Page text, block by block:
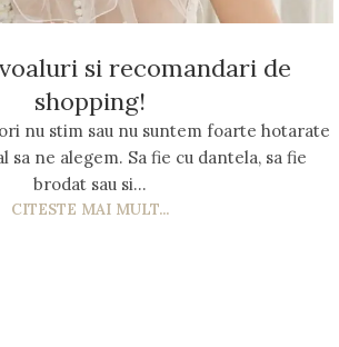
si recomandari de
shopping!
nu stim sau nu suntem foarte hotarate
sa ne alegem. Sa fie cu dantela, sa fie
brodat sau si...
CITESTE MAI MULT...